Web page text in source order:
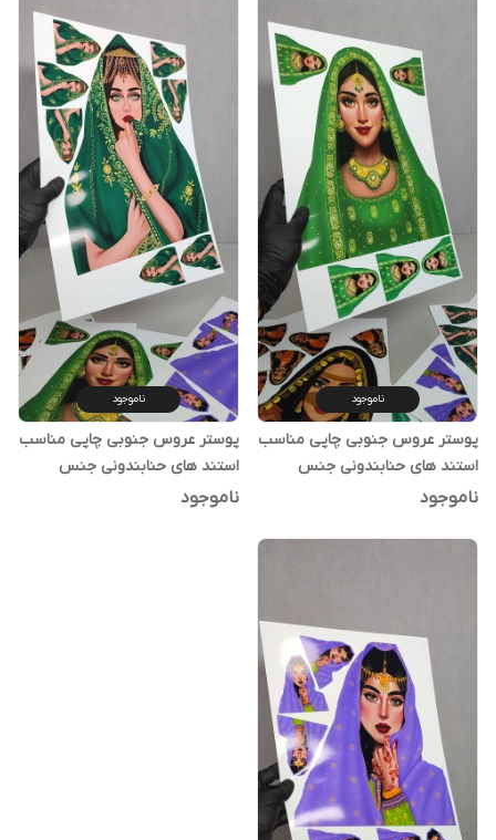
ناموجود
پوستر عروس جنوبی چاپی مناسب
استند های حنابندونی جنس
فوتوگلاسه ضخیم رنگ سبز کد 3
ناموجود
ناموجود
پوستر عروس جنوبی چاپی مناسب
استند های حنابندونی جنس
فوتوگلاسه ضخیم رنگ سبز کد 2
ناموجود